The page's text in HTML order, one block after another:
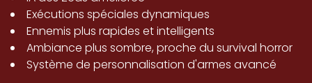
Exécutions spéciales dynamiques
Ennemis plus rapides et intelligents
Ambiance plus sombre, proche du survival horror
Système de personnalisation d'armes avancé